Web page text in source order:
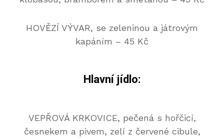
HOVĚZÍ VÝVAR, se zeleninou a játrovým
kapáním – 45 Kč
Hlavní jídlo:
VEPŘOVÁ KRKOVICE, pečená s hořčicí,
česnekem a pivem, zelí z červené cibule,